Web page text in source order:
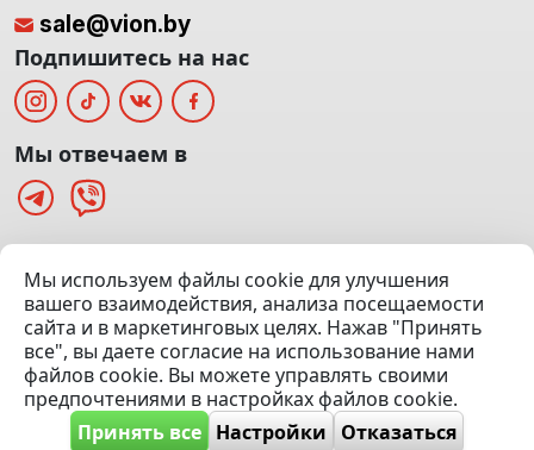
(Офис: 5 этаж | Осмотр авто: 5 этаж)
Посмотреть на карте
© 2020 — 2026 VION.BY — Продажа, выкуп и обмен | УНП
192961100 |Эвакуатор Минск
Мы используем файлы cookie для улучшения
вашего взаимодействия, анализа посещаемости
сайта и в маркетинговых целях. Нажав "Принять
все", вы даете согласие на использование нами
файлов cookie. Вы можете управлять своими
предпочтениями в настройках файлов cookie.
Принять все Настройки Отказаться
sale@vion.by
Подпишитесь на нас
Мы отвечаем в